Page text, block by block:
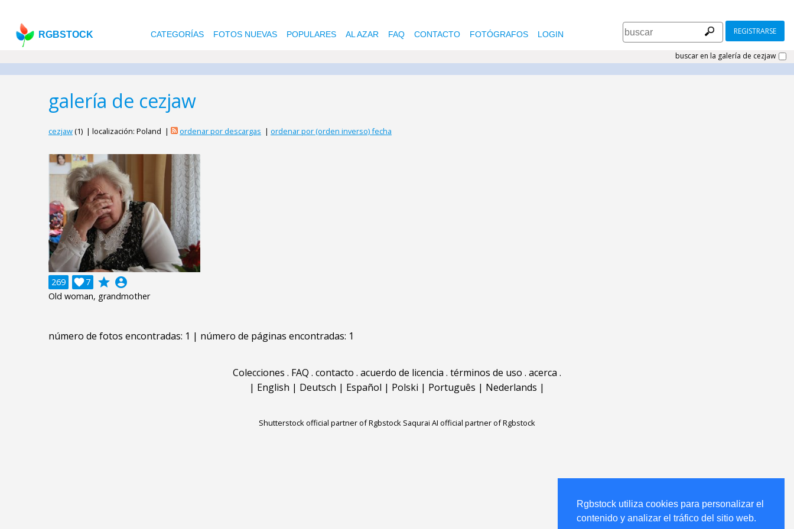
Rgbstock utiliza cookies para personalizar el
contenido y analizar el tráfico del sitio web.
RGBSTOCK CATEGORÍAS FOTOS NUEVAS POPULARES AL AZAR FAQ CONTACTO FOTÓGRAFOS LOGIN REGISTRARSE
buscar en la galería de cezjaw
galería de cezjaw
cezjaw(1) | localización: Poland | ordenar por descargas | ordenar por (orden inverso) fecha
269 7
 grade account_circle
Old woman, grandmother
número de fotos encontradas: 1 | número de páginas encontradas: 1
Colecciones . FAQ . contacto . acuerdo de licencia . términos de uso . acerca .
| English | Deutsch | Español | Polski | Português | Nederlands |
Shutterstock official partner of Rgbstock Saqurai AI official partner of Rgbstock